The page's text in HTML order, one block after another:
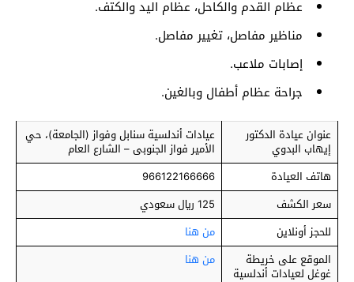
عظام القدم والكاحل، عظام اليد والكتف.
مناظير مفاصل، تغيير مفاصل.
إصابات ملاعب.
جراحة عظام أطفال وبالغين.
عنوان عيادة الدكتور
إيهاب البدوي
عيادات أندلسية سنابل وفواز (الجامعة)، حي
الأمير فواز الجنوبى – الشارع العام
هاتف العيادة
966122166666
سعر الكشف
125 ريال سعودي
للحجز أونلاين
من هنا
الموقع على خريطة
غوغل لعيادات أندلسية
من هنا